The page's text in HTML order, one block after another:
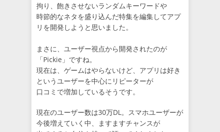
拘り、飽きさせないランダムキーワードや
時節的なネタを盛り込んだ特集を編集してアプ
リを開発しようと思いました。
まさに、ユーザー視点から開発されたのが
「Pickie」ですね。
現在は、ゲームはやらないけど、アプリは好き
というユーザーを中心にリピーターが
口コミで増加しているそうです。
現在のユーザー数は30万DL。スマホユーザーが
今後増えていく中、ますますチャンスが